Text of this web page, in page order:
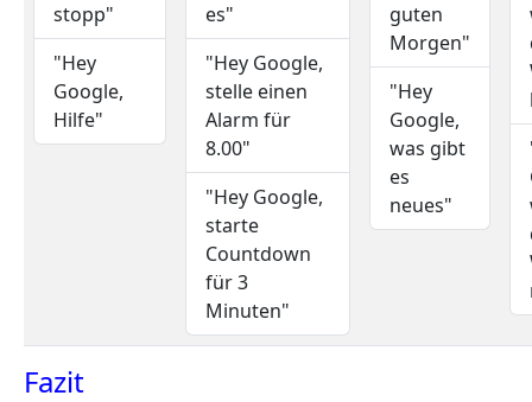
stopp"
"Hey
Google,
Hilfe"
es"
"Hey Google,
stelle einen
Alarm für
8.00"
"Hey Google,
starte
Countdown
für 3
Minuten"
guten
Morgen"
"Hey
Google,
was gibt
es
neues"
Fazit